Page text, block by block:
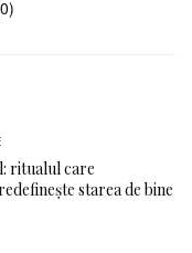
ritualul care
starea de bine